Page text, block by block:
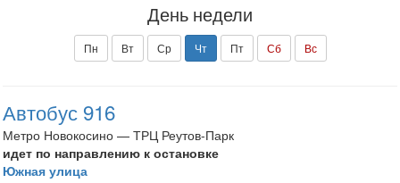
День недели
Пн Вт Ср Чт Пт Сб Вс
Автобус 916
Метро Новокосино — ТРЦ Реутов-Парк
идет по направлению к остановке
Южная улица